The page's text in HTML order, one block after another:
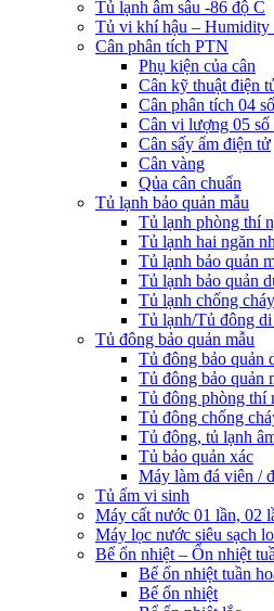
Tủ lạnh âm sâu -86 độ C
Tủ vi khí hậu – Humidity
Cân phân tích PTN
Phụ kiện của cân
Cân kỹ thuật điện
Cân phân tích 04
Cân vi lượng 05 số
Cân sấy ẩm điện tử
Cân vàng
Qủa cân chuẩn
Tủ lạnh bảo quản mẫu
Tủ lạnh phòng thí
Tủ lạnh hai ngăn
Tủ lạnh bảo quản
Tủ lạnh bảo quản
Tủ lạnh chống
Tủ lạnh/Tủ đông
Tủ đông bảo quản mẫu
Tủ đông bảo quản
Tủ đông bảo quản
Tủ đông phòng thí
Tủ đông chống
Tủ đông, tủ lạnh
Tủ bảo quản xác
Máy làm đá viên /
Tủ ấm vi sinh
Máy cất nước 01 lần, 02
Máy lọc nước siêu sạch
Bể ổn nhiệt – Ổn nhiệt
Bể ổn nhiệt tuần
Bể ổn nhiệt